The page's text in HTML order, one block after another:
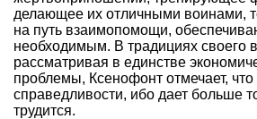
делающее их отличными воинами,
на путь взаимопомощи,
необходимым. В традициях своего
рассматривая в единстве
проблемы, Ксенофонт отмечает, что
справедливости, ибо дает больше
трудится.